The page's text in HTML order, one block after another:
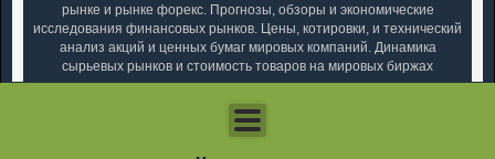
рынке и рынке форекс. Прогнозы, обзоры и экономические
исследования финансовых рынков. Цены, котировки, и технический
анализ акций и ценных бумаг мировых компаний. Динамика
сырьевых рынков и стоимость товаров на мировых биржах